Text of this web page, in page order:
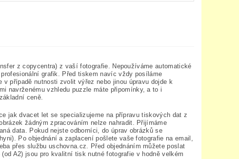
z copycentra) z vaší fotografie. Nepoužíváme automatické
grafik. Před tiskem navíc vždy posíláme
případě nutnosti zvolit výřez nebo jinou úpravu dojde k
navrženému vzhledu puzzle máte připomínky, a to i
ceně.
jak dvacet let se specializujeme na přípravu tiskových dat z
žádným zpracováním nelze nahradit. Přijímáme
data. Pokud nejste odborníci, do úprav obrázků se
Po objednání a zaplacení pošlete vaše fotografie na email,
přes službu uschovna.cz. Před objednáním můžete poslat
A2) jsou pro kvalitní tisk nutné fotografie v hodně velkém